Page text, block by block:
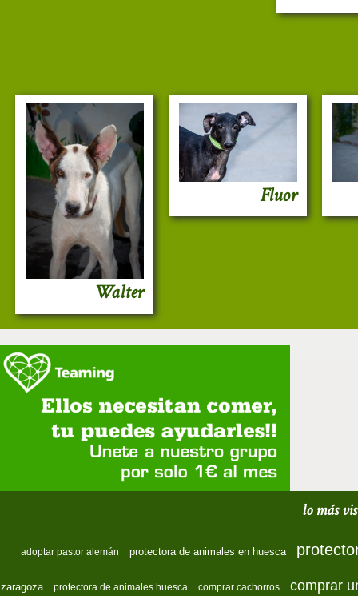
Walter
Fluor
lo más
adoptar pastor alemán protectora de animales en huesca
zaragoza protectora de animales huesca comprar cachorros comprar